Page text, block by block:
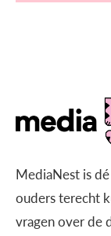
MediaNest is
ouders terecht
vragen over de